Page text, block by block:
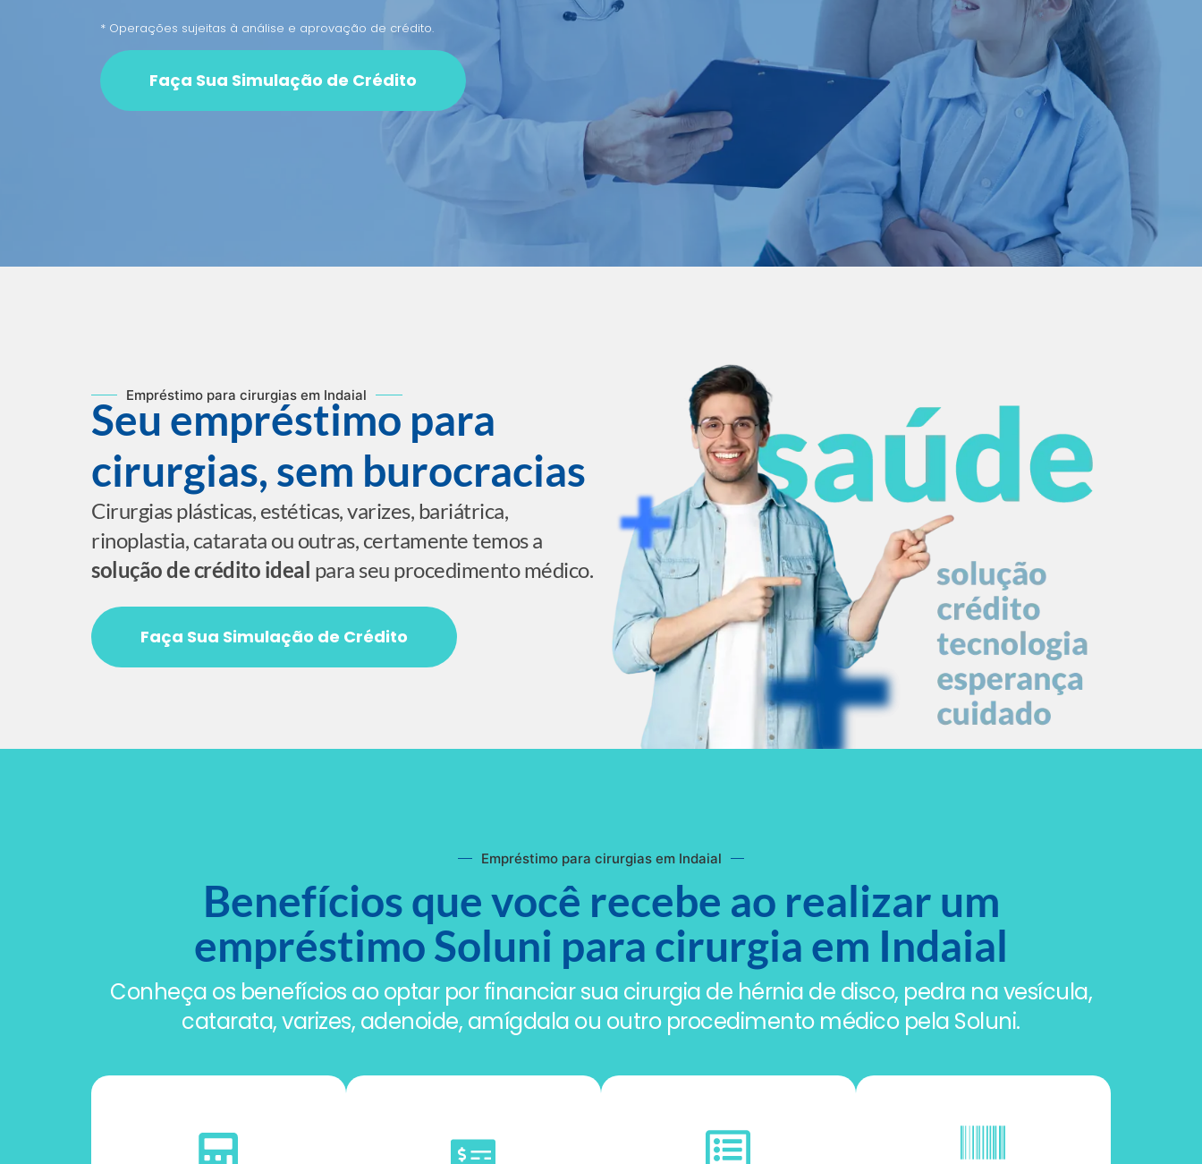
* Operações sujeitas à análise e aprovação de crédito.
Faça Sua Simulação de Crédito
Empréstimo para cirurgias em Indaial
Seu empréstimo para
cirurgias, sem burocracias
Cirurgias plásticas, estéticas, varizes, bariátrica,
rinoplastia, catarata ou outras, certamente temos a
solução de crédito ideal para seu procedimento médico.
Faça Sua Simulação de Crédito
Empréstimo para cirurgias em Indaial
Benefícios que você recebe ao realizar um
empréstimo Soluni para cirurgia em Indaial
Conheça os benefícios ao optar por financiar sua cirurgia de hérnia de disco, pedra na vesícula,
catarata, varizes, adenoide, amígdala ou outro procedimento médico pela Soluni.